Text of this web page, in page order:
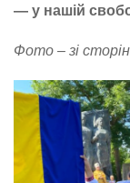
— у нашій
Фото – зі